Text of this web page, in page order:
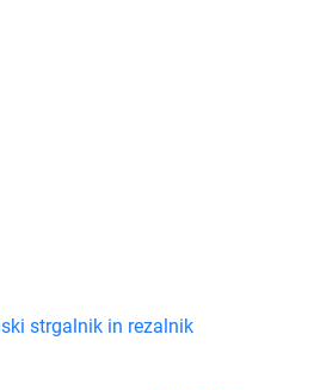
strgalnik in rezalnik